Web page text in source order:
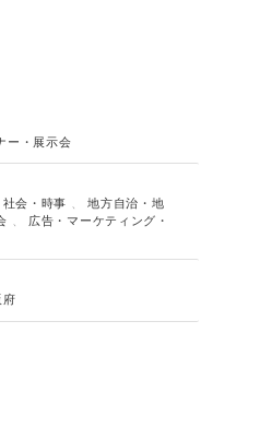
ー・展示会
社会・時事 、地方自治・地
広告・マーケティング・
府